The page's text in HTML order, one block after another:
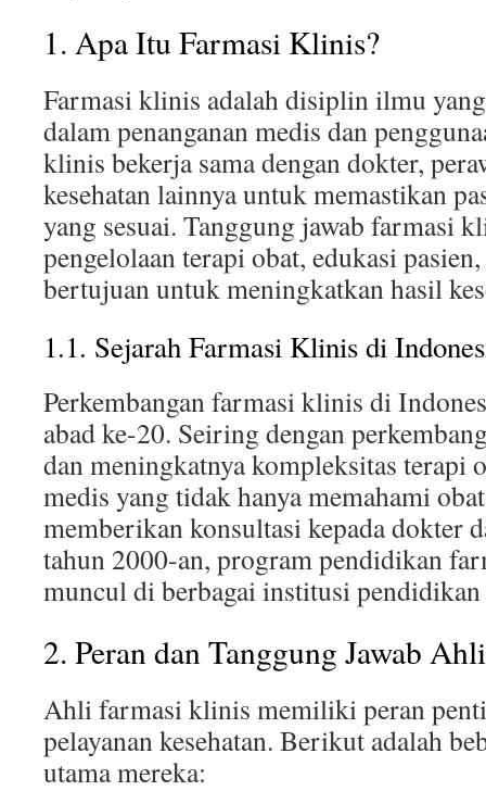
1. Apa Itu Farmasi Klinis?
Farmasi klinis adalah disiplin ilmu
dalam penanganan medis dan
klinis bekerja sama dengan dokter,
kesehatan lainnya untuk memastikan
yang sesuai. Tanggung jawab farmasi
pengelolaan terapi obat, edukasi
bertujuan untuk meningkatkan hasil
1.1. Sejarah Farmasi Klinis di
Perkembangan farmasi klinis di
abad ke-20. Seiring dengan
dan meningkatnya kompleksitas terapi
medis yang tidak hanya memahami
memberikan konsultasi kepada dokter
tahun 2000-an, program pendidikan
muncul di berbagai institusi
2. Peran dan Tanggung Jawab
Ahli farmasi klinis memiliki peran
pelayanan kesehatan. Berikut adalah
utama mereka: